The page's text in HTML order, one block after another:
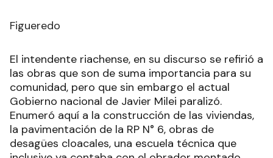
Figueredo
El intendente riachense, en su discurso se refirió a
las obras que son de suma importancia para su
comunidad, pero que sin embargo el actual
Gobierno nacional de Javier Milei paralizó.
Enumeró aquí a la construcción de las viviendas,
la pavimentación de la RP N° 6, obras de
desagües cloacales, una escuela técnica que